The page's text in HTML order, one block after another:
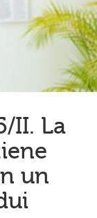
II. La
un